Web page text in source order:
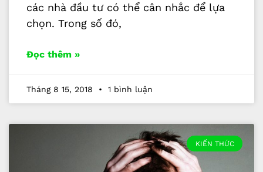
các nhà đầu tư có thể cân nhắc để lựa
chọn. Trong số đó,
Đọc thêm »
Tháng 8 15, 2018 1 bình luận
KIẾN THỨC